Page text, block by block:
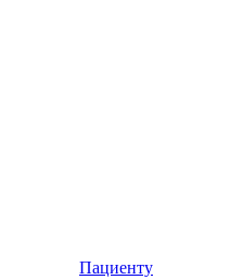
Пациенту